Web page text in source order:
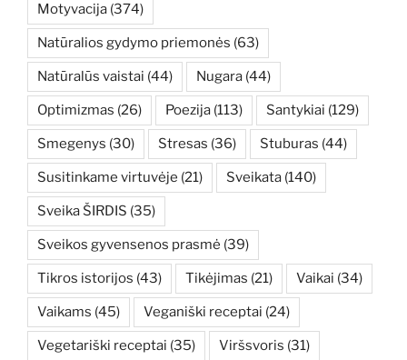
Motyvacija (374)
Natūralios gydymo priemonės (63)
Natūralūs vaistai (44) Nugara (44)
Optimizmas (26) Poezija (113) Santykiai (129)
Smegenys (30) Stresas (36) Stuburas (44)
Susitinkame virtuvėje (21) Sveikata (140)
Sveika ŠIRDIS (35)
Sveikos gyvensenos prasmė (39)
Tikros istorijos (43) Tikėjimas (21) Vaikai (34)
Vaikams (45) Veganiški receptai (24)
Vegetariški receptai (35) Viršsvoris (31)